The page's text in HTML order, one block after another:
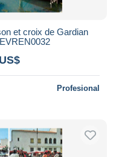
et croix de Gardian
Profesional